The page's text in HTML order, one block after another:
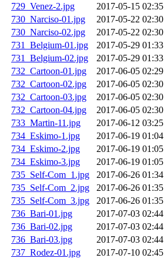
729_Venez-2.jpg
2017-05-15 02:35
730_Narciso-01.jpg
2017-05-22 02:30
730_Narciso-02.jpg
2017-05-22 02:30
731_Belgium-01.jpg
2017-05-29 01:33
731_Belgium-02.jpg
2017-05-29 01:33
732_Cartoon-01.jpg
2017-06-05 02:29
732_Cartoon-02.jpg
2017-06-05 02:30
732_Cartoon-03.jpg
2017-06-05 02:30
732_Cartoon-04.jpg
2017-06-05 02:30
733_Martin-11.jpg
2017-06-12 03:25
734_Eskimo-1.jpg
2017-06-19 01:04
734_Eskimo-2.jpg
2017-06-19 01:05
734_Eskimo-3.jpg
2017-06-19 01:05
735_Self-Com_1.jpg
2017-06-26 01:34
735_Self-Com_2.jpg
2017-06-26 01:35
735_Self-Com_3.jpg
2017-06-26 01:35
736_Bari-01.jpg
2017-07-03 02:44
736_Bari-02.jpg
2017-07-03 02:44
736_Bari-03.jpg
2017-07-03 02:44
737_Rodez-01.jpg
2017-07-10 02:45